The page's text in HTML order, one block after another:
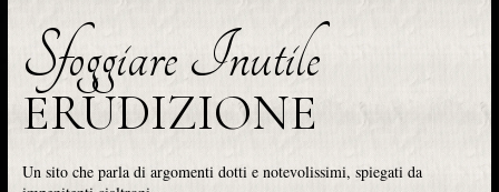
Sfoggiare Inutile
ERUDIZIONE
Un sito che parla di argomenti dotti e notevolissimi, spiegati da